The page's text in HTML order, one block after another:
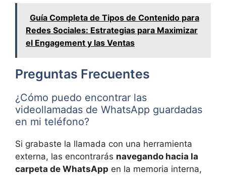
Guía Completa de Tipos de Contenido para
Redes Sociales: Estrategias para Maximizar
el Engagement y las Ventas
Preguntas Frecuentes
¿Cómo puedo encontrar las
videollamadas de WhatsApp guardadas
en mi teléfono?
Si grabaste la llamada con una herramienta
externa, las encontrarás navegando hacia la
carpeta de WhatsApp en la memoria interna,